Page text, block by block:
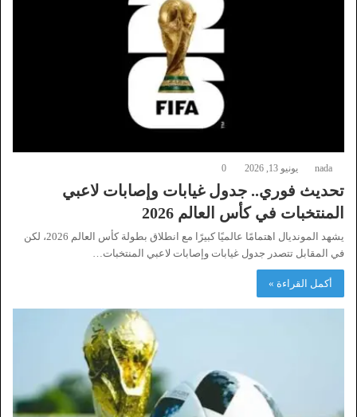
nada يونيو 13, 2026 0
تحديث فوري.. جدول غيابات وإصابات لاعبي
المنتخبات في كأس العالم 2026
يشهد المونديال اهتمامًا عالميًا كبيرًا مع انطلاق بطولة كأس العالم 2026، لكن
في المقابل تتصدر جدول غيابات وإصابات لاعبي المنتخبات…
أكمل القراءة »